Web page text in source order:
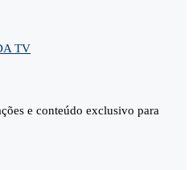
TV
e conteúdo exclusivo para